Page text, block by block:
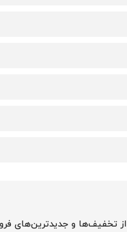
از تخفیف‌ها و جدیدترین‌های